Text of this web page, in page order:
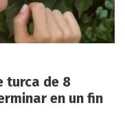
turca de 8
en un fin